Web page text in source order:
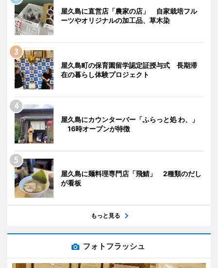
屋久島に直営店「農家の店」 自家栽培フル
ーツやオリジナルの加工品、草木染
屋久島町の保育園留学認定証授与式 長期滞
在の暮らし体験プロジェクト
屋久島にカウンターバー「ふらっと処 わ、」
16時オープンが特徴
屋久島に麺料理専門店「飛鯖」 2種類のだし
が看板
もっと見る
フォトフラッシュ